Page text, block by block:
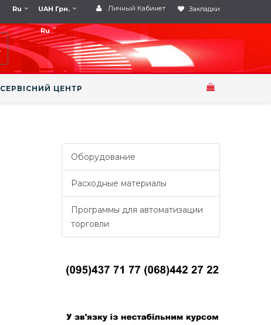
Закладки
Личный Кабинет
UAH Грн.
Ru
Ru
СЕРВІСНИЙ ЦЕНТР
Оборудование
Расходные материалы
Программы для автоматизации
торговли